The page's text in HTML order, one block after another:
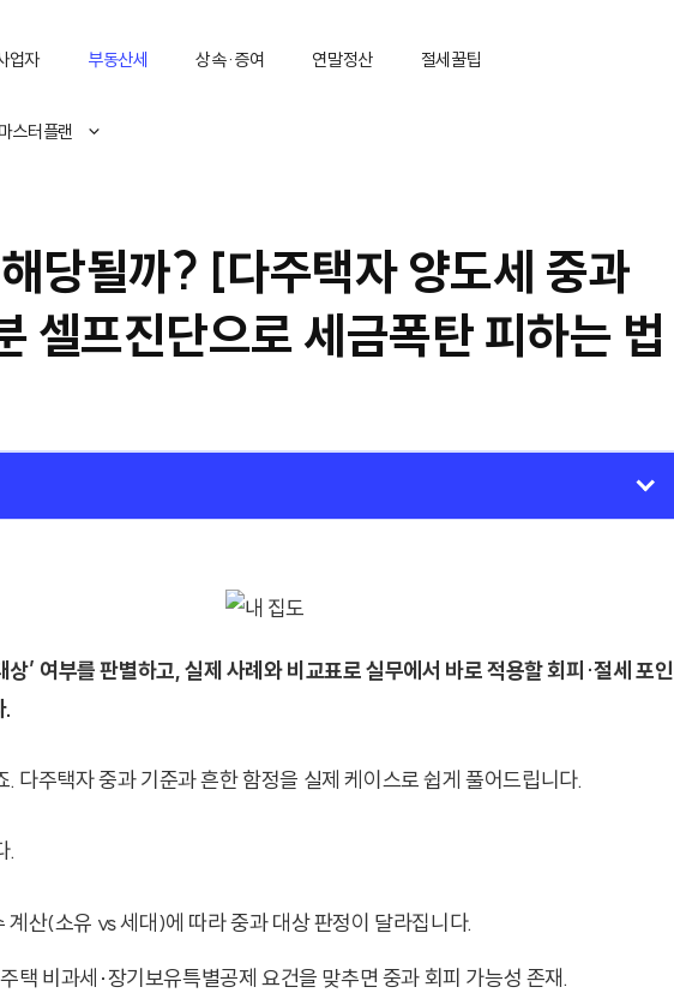
업자 부동산세 상속·증여 연말정산 절세꿀팁
스터플랜
당될까? [다주택자 양도세 중과
셀프진단으로 세금폭탄 피하는 법
상’ 여부를 판별하고, 실제 사례와 비교표로 실무에서 바로 적용할 회피·절세 포인
.
. 다주택자 중과 기준과 흔한 함정을 실제 케이스로 쉽게 풀어드립니다.
.
계산(소유 vs 세대)에 따라 중과 대상 판정이 달라집니다.
택 비과세·장기보유특별공제 요건을 맞추면 중과 회피 가능성 존재.